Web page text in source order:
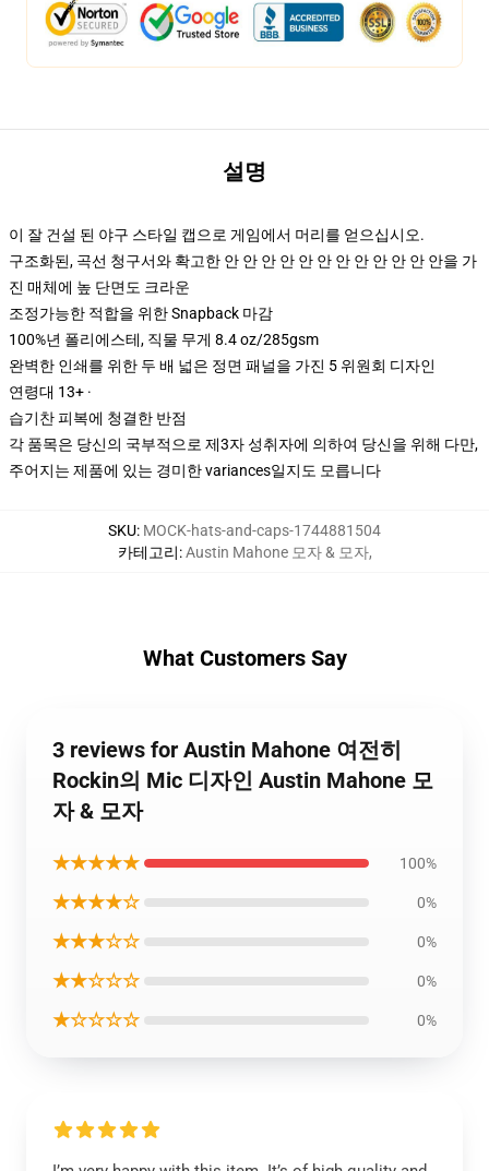
설명
이 잘 건설 된 야구 스타일 캡으로 게임에서 머리를 얻으십시오.
구조화된, 곡선 청구서와 확고한 안 안 안 안 안 안 안 안 안 안 안 안을 가
진 매체에 높 단면도 크라운
조정가능한 적합을 위한 Snapback 마감
100%년 폴리에스테, 직물 무게 8.4 oz/285gsm
완벽한 인쇄를 위한 두 배 넓은 정면 패널을 가진 5 위원회 디자인
연령대 13+ ·
습기찬 피복에 청결한 반점
각 품목은 당신의 국부적으로 제3자 성취자에 의하여 당신을 위해 다만,
주어지는 제품에 있는 경미한 variances일지도 모릅니다
SKU: MOCK-hats-and-caps-1744881504
카테고리:Austin Mahone 모자 & 모자,
What Customers Say
3 reviews for Austin Mahone 여전히
Rockin의 Mic 디자인 Austin Mahone 모
자 & 모자
★★★★★ 100%
★★★★☆ 0%
★★★☆☆ 0%
★★☆☆☆ 0%
★☆☆☆☆ 0%